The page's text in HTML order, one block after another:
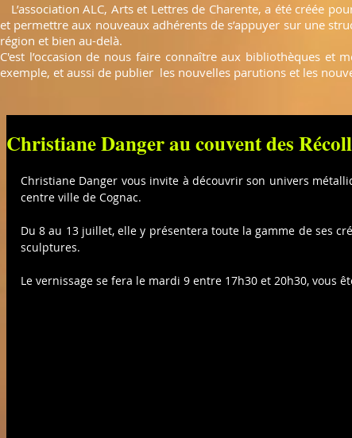
L’association ALC, Arts et Lettres de Charente, a été créée
et permettre aux nouveaux adhérents de s’appuyer sur une
région et bien au-delà.
C'est l’occasion de nous faire connaître aux bibliothèques et
exemple, et aussi de publier les nouvelles parutions et les
Christiane Danger au couvent des
Christiane Danger vous invite à découvrir son univers
centre ville de Cognac.
Du 8 au 13 juillet, elle y présentera toute la gamme de ses
sculptures.
Le vernissage se fera le mardi 9 entre 17h30 et 20h30, vous